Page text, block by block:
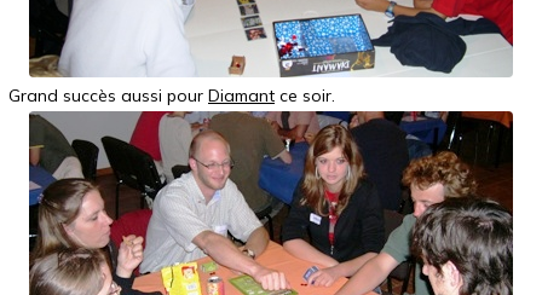
Grand succès aussi pour Diamant ce soir.